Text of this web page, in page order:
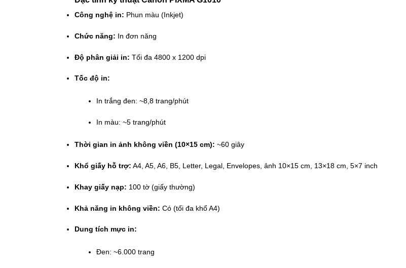
Công nghệ in: Phun màu (Inkjet)
Chức năng: In đơn năng
Độ phân giải in: Tối đa 4800 x 1200 dpi
Tốc độ in:
In trắng đen: ~8,8 trang/phút
In màu: ~5 trang/phút
Thời gian in ảnh không viền (10×15 cm): ~60 giây
Khổ giấy hỗ trợ: A4, A5, A6, B5, Letter, Legal, Envelopes, ảnh 10×15 cm, 13×18 cm, 5×7 inch
Khay giấy nạp: 100 tờ (giấy thường)
Khả năng in không viền: Có (tối đa khổ A4)
Dung tích mực in:
Đen: ~6.000 trang